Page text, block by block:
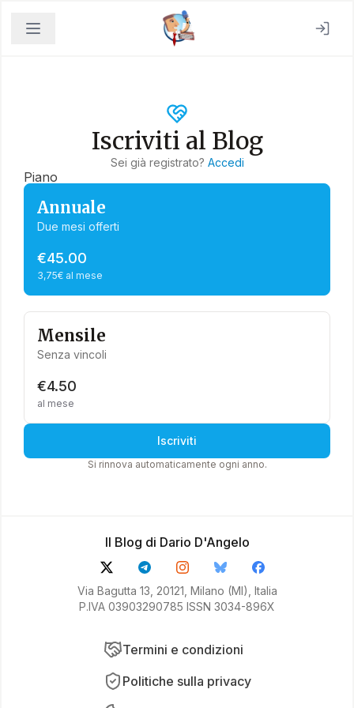
Iscriviti al Blog
Sei già registrato? Accedi
Piano
Annuale
Due mesi offerti
€45.00
3,75€ al mese
Mensile
Senza vincoli
€4.50
al mese
Iscriviti
Si rinnova automaticamente ogni anno.
Termini e condizioni
Politiche sulla privacy
Il Blog di Dario D'Angelo
Via Bagutta 13, 20121, Milano (MI), Italia
P.IVA 03903290785 ISSN 3034-896X